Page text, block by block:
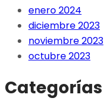
enero 2024
diciembre 2023
noviembre 2023
octubre 2023
Categorías